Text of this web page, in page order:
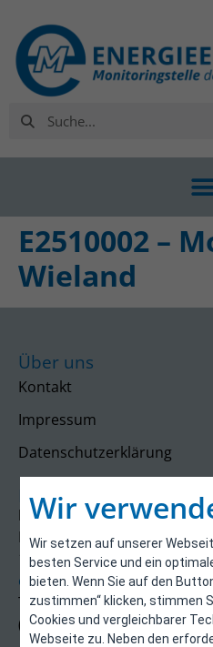
Wir
Wir setzen auf unserer
besten Service und ein
bieten. Wenn Sie auf den
zustimmen“ klicken, stimmen
Cookies und vergleichbarer
Webseite zu. Neben den
E2510002 –
Wieland
Über uns
Kontakt
Impressum
Datenschutzerklärung
Kontakt
E-Control
Rudolfsplatz 13a
1010 Wien
energieeffizienz@e-
Tel +43 1 5324724
(Mo, Mi-Fr 09:30-12:30 Uhr)